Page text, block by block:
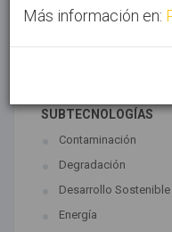
Más información en:
TECNOLOGÍAS
SUBTECNOLOGÍAS
Contaminación
Degradación
Desarrollo Sostenible
Energía